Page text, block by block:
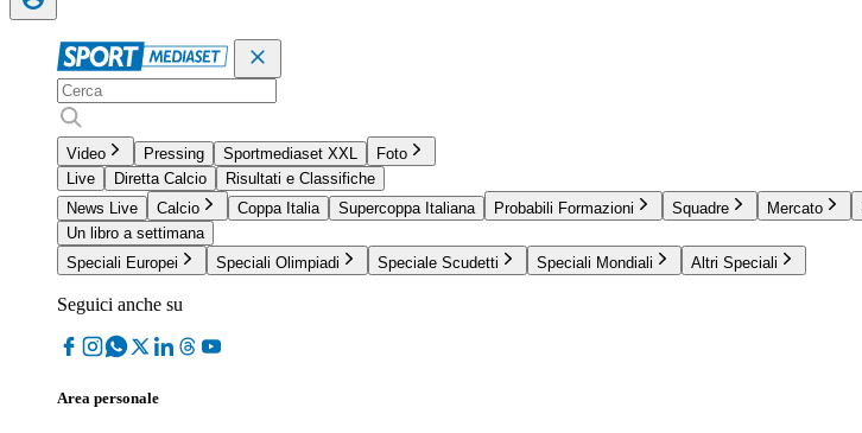
Video Pressing Sportmediaset XXL
Foto
Live
Diretta Calcio
Risultati e Classifiche
News Live
Calcio Coppa Italia Supercoppa Italiana Probabili Formazioni Squadre Mercato
Un libro a settimana
Speciali Europei
Speciali Olimpiadi Speciale Scudetti Speciali Mondiali Altri Speciali
Seguici anche su
Area personale